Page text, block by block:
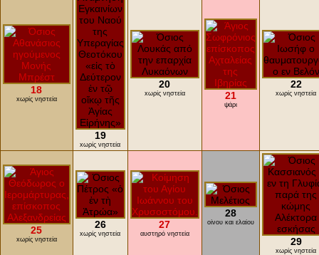
18
xωρίς νηστεία
19
xωρίς νηστεία
20
xωρίς νηστεία 21
ψάρι
22
xωρίς νηστεία
25
xωρίς νηστεία
26
xωρίς νηστεία
27
αυστηρό νηστεία
28
οίνου και ελαίου
29
xωρίς νηστεία